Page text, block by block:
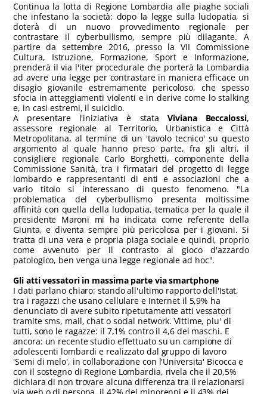
Continua la lotta di Regione Lombardia alle piaghe sociali
che infestano la società: dopo la legge sulla ludopatia, si
doterà di un nuovo provvedimento regionale per
contrastare il cyberbullismo, sempre più dilagante. A
partire da settembre 2016, presso la VII Commissione
Cultura, Istruzione, Formazione, Sport e Informazione,
prenderà il via l'iter procedurale che porterà la Lombardia
ad avere una legge per contrastare in maniera efficace un
disagio giovanile estremamente pericoloso, che spesso
sfocia in atteggiamenti violenti e in derive come lo stalking
e, in casi estremi, il suicidio.
A presentare l'iniziativa è stataViviana Beccalossi,
assessore regionale al Territorio, Urbanistica e Città
Metropolitana, al termine di un 'tavolo tecnico' su questo
argomento al quale hanno preso parte, fra gli altri, il
consigliere regionale Carlo Borghetti, componente della
Commissione Sanità, tra i firmatari del progetto di legge
lombardo e rappresentanti di enti e associazioni che a
vario titolo si interessano di questo fenomeno. "La
problematica del cyberbullismo presenta moltissime
affinità con quella della ludopatia, tematica per la quale il
presidente Maroni mi ha indicata come referente della
Giunta, e diventa sempre più pericolosa per i giovani. Si
tratta di una vera e propria piaga sociale e quindi, proprio
come avvenuto per il contrasto al gioco d'azzardo
patologico, ben venga una legge regionale ad hoc".
Gli atti vessatori in massima parte via smartphone
I dati parlano chiaro: stando all'ultimo rapporto dell'Istat,
tra i ragazzi che usano cellulare e Internet il 5,9% ha
denunciato di avere subito ripetutamente atti vessatori
tramite sms, mail, chat o social network. Vittime, piu' di
tutti, sono le ragazze: il 7,1% contro il 4,6 dei maschi. E
ancora: un recente studio effettuato su un campione di
adolescenti lombardi e realizzato dal gruppo di lavoro
'Semi di melo', in collaborazione con l'Universita' Bicocca e
con il sostegno di Regione Lombardia, rivela che il 20,5%
dichiara di non trovare alcuna differenza tra il relazionarsi